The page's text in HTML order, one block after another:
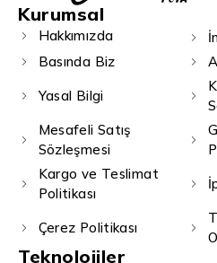
Kurumsal
Hakkımızda
Basında Biz
Yasal Bilgi
Mesafeli Satış
Sözleşmesi
Kargo ve Teslimat
Politikası
Çerez Politikası
Teknolojiler